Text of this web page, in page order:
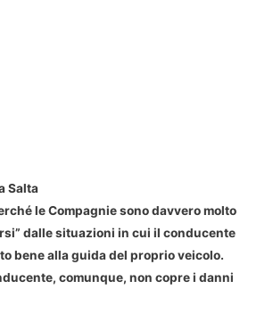
Salta
le Compagnie sono davvero molto
dalle situazioni in cui il conducente
bene alla guida del proprio veicolo.
comunque, non copre i danni